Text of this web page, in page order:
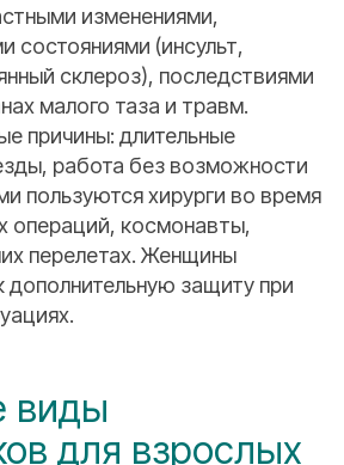
изменениями,
состояниями (инсульт,
склероз), последствиями
малого таза и травм.
причины: длительные
работа без возможности
пользуются хирурги во время
операций, космонавты,
перелетах. Женщины
дополнительную защиту при
виды
для взрослых